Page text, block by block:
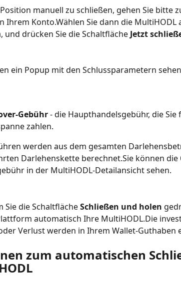
manuell zu schließen, gehen Sie bitte
Ihrem Konto.Wählen Sie dann die MultiHODL
und drücken Sie die Schaltfläche Jetzt
ein Popup mit den Schlussparametern
Gebühr - die Haupthandelsgebühr, die
zahlen.
werden aus dem gesamten
Darlehenskette berechnet.Sie können
in der MultiHODL-Detailansicht sehen.
Sie die Schaltfläche Schließen und holen
automatisch Ihre MultiHODL.Die
Verlust werden in Ihrem Wallet-Guthaben
zum automatischen